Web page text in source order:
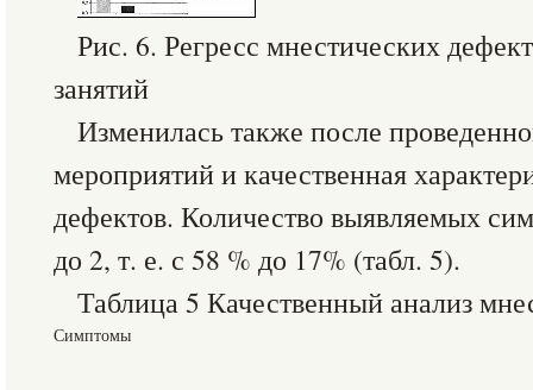
Рис. 6. Регресс мнестических
занятий
Изменилась также после
мероприятий и качественная
дефектов. Количество выявляемых
до 2, т. е. с 58 % до 17% (табл. 5).
Таблица 5 Качественный анализ
Симптомы